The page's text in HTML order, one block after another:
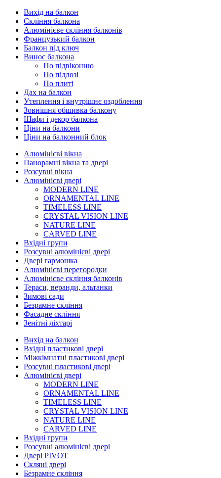
Вихід на балкон
Скління балкона
Алюмінієве скління балконів
Французький балкон
Балкон під ключ
Винос балкона
По підвіконню
По підлозі
По плиті
Дах на балкон
Утеплення і внутрішнє оздоблення
Зовнішня обшивка балкону
Шафи і декор балкона
Ціни на балкони
Ціни на балконний блок
Алюмінієві вікна
Панорамні вікна та двері
Розсувні вікна
Алюмінієві двері
MODERN LINE
ORNAMENTAL LINE
TIMELESS LINE
CRYSTAL VISION LINE
NATURE LINE
CARVED LINE
Вхідні групи
Розсувні алюмінієві двері
Двері гармошка
Алюмінієві перегородки
Алюмінієве скління балконів
Тераси, веранди, альтанки
Зимові сади
Безрамне скління
Фасадне скління
Зенітні ліхтарі
Вихід на балкон
Вхідні пластикові двері
Міжкімнатні пластикові двері
Розсувні пластикові двері
Алюмінієві двері
MODERN LINE
ORNAMENTAL LINE
TIMELESS LINE
CRYSTAL VISION LINE
NATURE LINE
CARVED LINE
Вхідні групи
Розсувні алюмінієві двері
Двері PIVOT
Скляні двері
Безрамне скління